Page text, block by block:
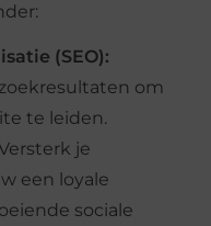
(SEO):
om
te leiden.
je
een loyale
sociale